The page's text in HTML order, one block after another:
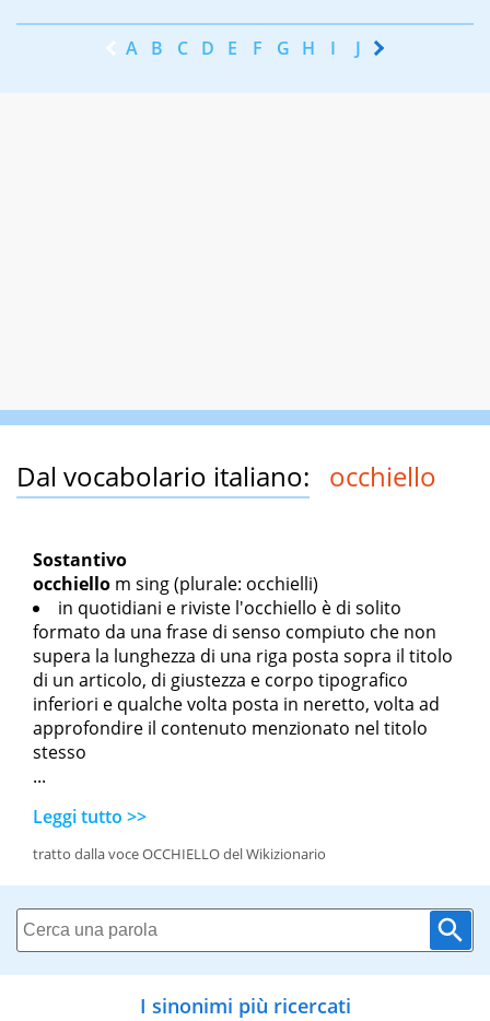
A B C D E F G H I J K
Dal vocabolario italiano: occhiello
Sostantivo
occhiello m sing(plurale: occhielli)
in quotidiani e riviste l'occhiello è di solito
formato da una frase di senso compiuto che non
supera la lunghezza di una riga posta sopra il titolo
di un articolo, di giustezza e corpo tipografico
inferiori e qualche volta posta in neretto, volta ad
approfondire il contenuto menzionato nel titolo
stesso
...
Leggi tutto >>
tratto dalla voce OCCHIELLO del Wikizionario
I sinonimi più ricercati